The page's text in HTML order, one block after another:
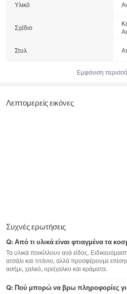
Υλικό
Σχέδιο
Στυλ
Εμφάνιση
Λεπτομερείς εικόνες
Συχνές ερωτήσεις
Q: Από τι υλικά είναι φτιαγμένα τα
Τα υλικά ποικίλλουν ανά είδος.
ατσάλι και τιτάνιο, αλλά προσφέρουμε
ασήμι, χαλκό, ορείχαλκο και κράματα.
Q: Πού μπορώ να βρω πληροφορίες